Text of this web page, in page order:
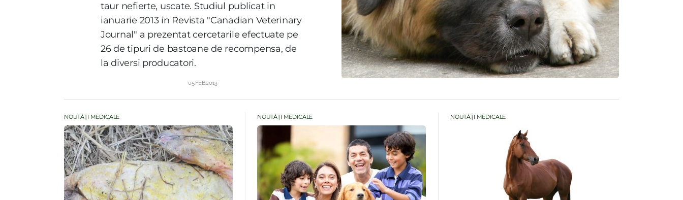
taur nefierte, uscate. Studiul publicat in
ianuarie 2013 in Revista "Canadian Veterinary
Journal" a prezentat cercetarile efectuate pe
26 de tipuri de bastoane de recompensa, de
la diversi producatori.
05.FEB.2013
NOUTĂȚI MEDICALE NOUTĂȚI MEDICALE NOUTĂȚI MEDICALE